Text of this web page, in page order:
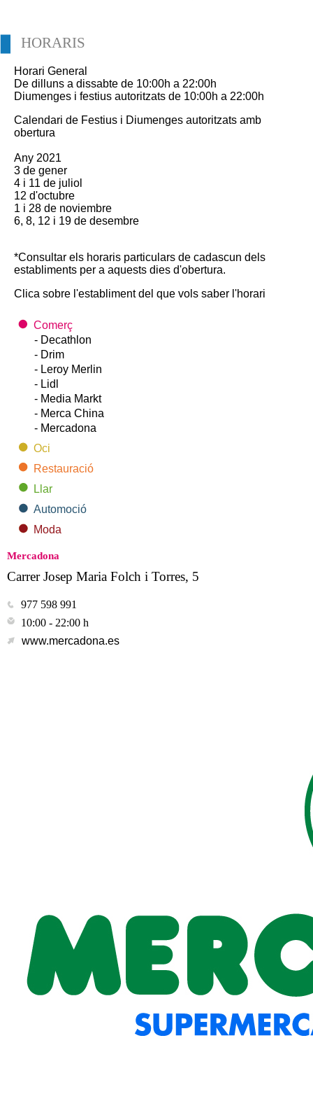
HORARIS
Horari General
De dilluns a dissabte de 10:00h a 22:00h
Diumenges i festius autoritzats de 10:00h a 22:00h
Calendari de Festius i Diumenges autoritzats amb
obertura
Any 2021
3 de gener
4 i 11 de juliol
12 d'octubre
1 i 28 de noviembre
6, 8, 12 i 19 de desembre
*Consultar els horaris particulars de cadascun dels
establiments per a aquests dies d'obertura.
Clica sobre l'establiment del que vols saber l'horari
Comerç
- Decathlon
- Drim
- Leroy Merlin
- Lidl
- Media Markt
- Merca China
- Mercadona
Oci
Restauració
Llar
Automoció
Moda
Mercadona
Carrer Josep Maria Folch i Torres, 5
977 598 991
10:00 - 22:00 h
www.mercadona.es